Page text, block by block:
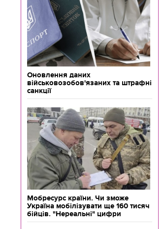
Оновлення даних
військовозобов'язаних та штрафні
санкції
Мобресурс країни. Чи зможе
Україна мобілізувати ще 160 тисяч
бійців. "Нереальні" цифри